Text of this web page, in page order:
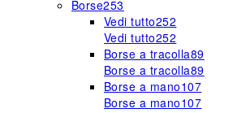
Borse253
Vedi tutto252
Vedi tutto252
Borse a tracolla89
Borse a tracolla89
Borse a mano107
Borse a mano107